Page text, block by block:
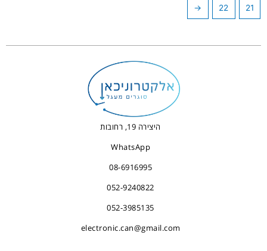
21
22
←
היצירה 19, רחובות
WhatsApp
08-6916995
052-9240822
052-3985135
electronic.can@gmail.com